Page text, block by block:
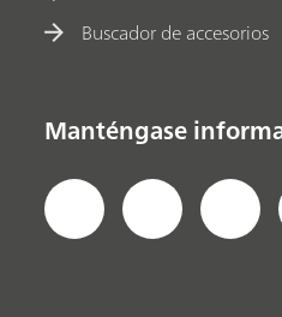
Buscador de accesorios
Manténgase